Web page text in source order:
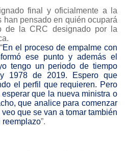
final y oficialmente a la
han pensado en quién ocupará
de la CRC designado por la
En el proceso de empalme con
ese punto y además el
tengo un periodo de tiempo
1978 de 2019. Espero que
el perfil que requieren. Pero
que la nueva ministra o
que analice para comenzar
que se van a tomar también
reemplazo”.